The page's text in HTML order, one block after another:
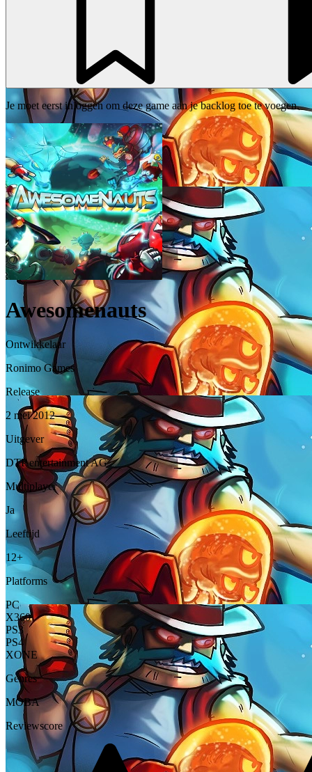
Je moet eerst inloggen om deze game aan je backlog toe te voegen.
Awesomenauts
Ontwikkelaar
Ronimo Games
Release
2 mei 2012
Uitgever
DTP entertainment AG
Multiplayer
Ja
Leeftijd
12+
Platforms
PC
X360
PS3
PS4
XONE
Genres
MOBA
Reviewscore